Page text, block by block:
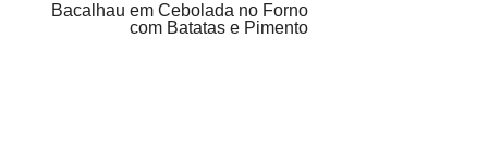
Bacalhau em Cebolada no Forno
com Batatas e Pimento